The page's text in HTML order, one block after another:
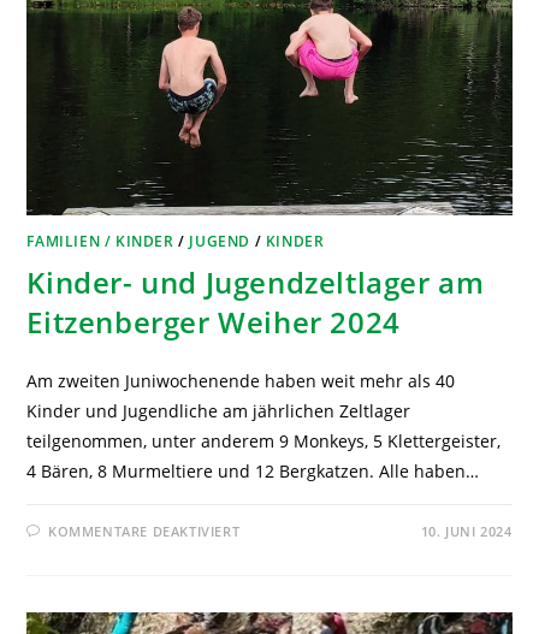
FAMILIEN / KINDER / JUGEND / KINDER
Kinder- und Jugendzeltlager am
Eitzenberger Weiher 2024
Am zweiten Juniwochenende haben weit mehr als 40
Kinder und Jugendliche am jährlichen Zeltlager
teilgenommen, unter anderem 9 Monkeys, 5 Klettergeister,
4 Bären, 8 Murmeltiere und 12 Bergkatzen. Alle haben…
KOMMENTARE DEAKTIVIERT 10. JUNI 2024